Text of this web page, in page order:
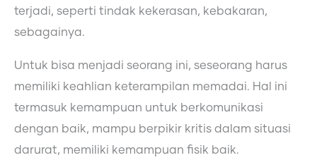
terjadi, seperti tindak kekerasan, kebakaran,
sebagainya.
Untuk bisa menjadi seorang ini, seseorang harus
memiliki keahlian keterampilan memadai. Hal ini
termasuk kemampuan untuk berkomunikasi
dengan baik, mampu berpikir kritis dalam situasi
darurat, memiliki kemampuan fisik baik.